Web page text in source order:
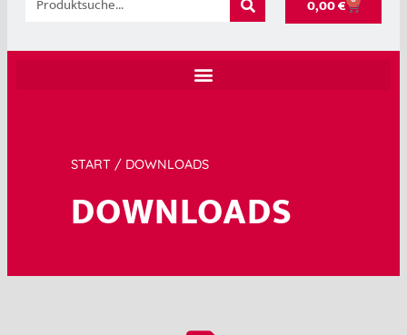
0,00€
START / DOWNLOADS
DOWNLOADS